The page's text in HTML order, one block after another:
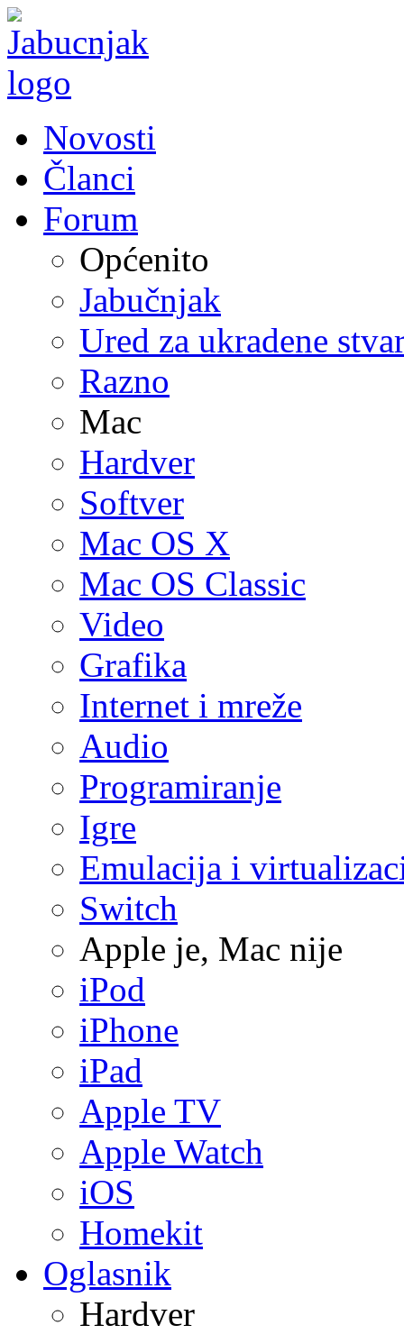
Novosti
Članci
Forum
Općenito
Jabučnjak
Ured za ukradene
Razno
Mac
Hardver
Softver
Mac OS X
Mac OS Classic
Video
Grafika
Internet i mreže
Audio
Programiranje
Igre
Emulacija i
Switch
Apple je, Mac nije
iPod
iPhone
iPad
Apple TV
Apple Watch
iOS
Homekit
Oglasnik
Hardver